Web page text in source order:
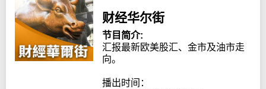
财经华尔街
节目简介:
汇报最新欧美股汇、金市及油市走
向。
播出时间：